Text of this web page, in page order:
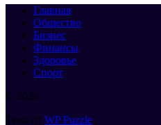
Главная
Общество
Бизнес
Финансы
Здоровье
Спорт
© 2026
Тема от WP Puzzle